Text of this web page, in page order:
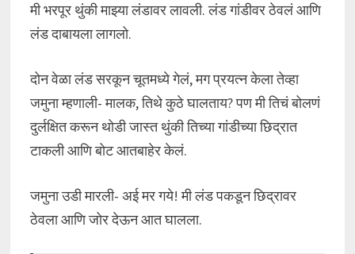
मी भरपूर थुंकी माझ्या लंडावर लावली. लंड गांडीवर ठेवलं आणि
लंड दाबायला लागलो.
दोन वेळा लंड सरकून चूतमध्ये गेलं, मग प्रयत्न केला तेव्हा
जमुना म्हणाली- मालक, तिथे कुठे घालताय? पण मी तिचं बोलणं
दुर्लक्षित करून थोडी जास्त थुंकी तिच्या गांडीच्या छिद्रात
टाकली आणि बोट आतबाहेर केलं.
जमुना उडी मारली- अई मर गये! मी लंड पकडून छिद्रावर
ठेवला आणि जोर देऊन आत घालला.